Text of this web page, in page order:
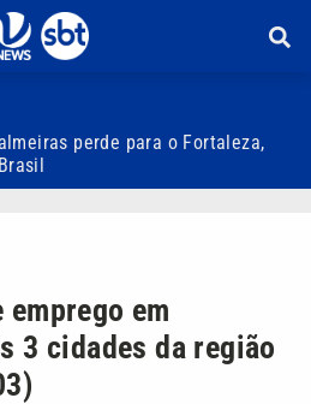
perde para o Fortaleza,
em
3 cidades da região